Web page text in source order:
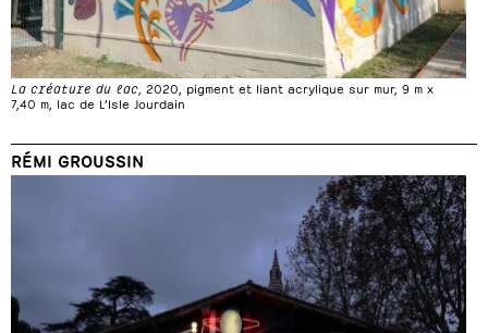
La créature du lac , 2020, pigment et liant acrylique sur mur, 9 m x
7,40 m, lac de L’Isle Jourdain
RÉMI GROUSSIN